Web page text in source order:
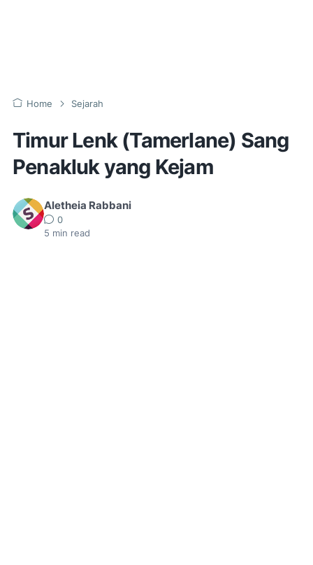
Home Sejarah
Timur Lenk (Tamerlane) Sang
Penakluk yang Kejam
Aletheia Rabbani
0
5 min read